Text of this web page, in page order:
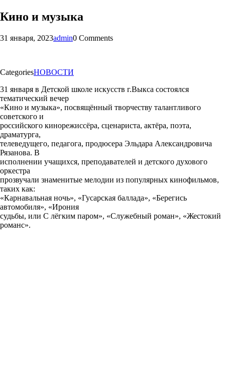
Кино и музыка
31 января, 2023admin0 Comments
CategoriesНОВОСТИ
31 января в Детской школе искусств г.Выкса состоялся
тематический вечер
«Кино и музыка», посвящённый творчеству талантливого
советского и
российского кинорежиссёра, сценариста, актёра, поэта,
драматурга,
телеведущего, педагога, продюсера Эльдара Александровича
Рязанова. В
исполнении учащихся, преподавателей и детского духового
оркестра
прозвучали знаменитые мелодии из популярных кинофильмов,
таких как:
«Карнавальная ночь», «Гусарская баллада», «Берегись
автомобиля», «Ирония
судьбы, или С лёгким паром», «Служебный роман», «Жестокий
романс».